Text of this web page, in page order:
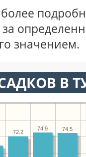
за
значением.
В
74.5
74.9
72.2